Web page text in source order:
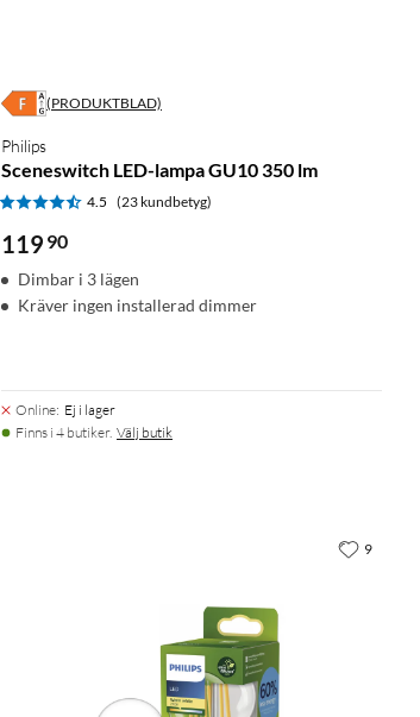
(PRODUKTBLAD)
Philips
Sceneswitch LED-lampa GU10 350 lm
4.5 (23 kundbetyg)
119 90
Dimbar i 3 lägen
Kräver ingen installerad dimmer
Online: Ej i lager
Finns i 4 butiker. Välj butik
9